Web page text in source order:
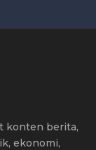
konten berita,
ekonomi,